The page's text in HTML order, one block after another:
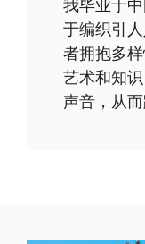
我毕业于
于编织引
者拥抱多
艺术和知
声音，从